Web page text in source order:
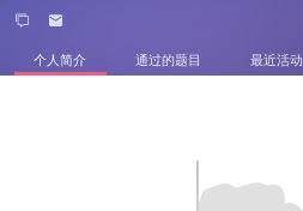
个人简介 通过的题目 最近活动